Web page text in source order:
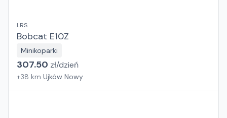
LRS
Bobcat E10Z
Minikoparki
307.50 zł/dzień
+38 km Ujków Nowy